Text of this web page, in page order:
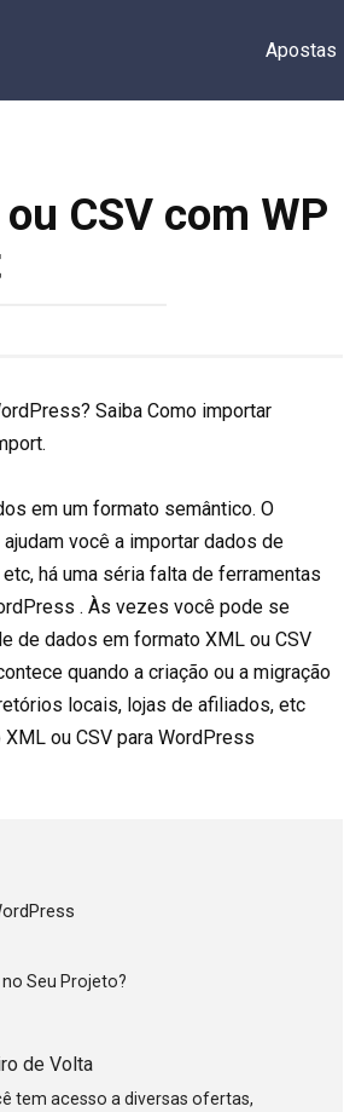
Apostas
CSV com WP
Saiba Como importar
em um formato semântico. O
você a importar dados de
há uma séria falta de ferramentas
. Às vezes você pode se
de dados em formato XML ou CSV
quando a criação ou a migração
locais, lojas de afiliados, etc
ou CSV para WordPress
Seu Projeto?
de Volta
tem acesso a diversas ofertas,